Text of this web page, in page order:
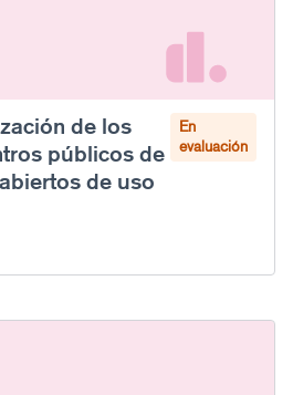
de los
públicos de
de uso
En
evaluación